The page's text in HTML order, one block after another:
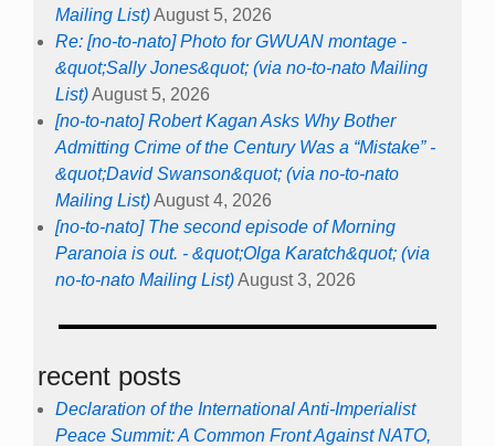
Mailing List)August 5, 2026
Re: [no-to-nato] Photo for GWUAN montage -
&quot;Sally Jones&quot; (via no-to-nato Mailing
List)August 5, 2026
[no-to-nato] Robert Kagan Asks Why Bother
Admitting Crime of the Century Was a “Mistake” -
&quot;David Swanson&quot; (via no-to-nato
Mailing List)August 4, 2026
[no-to-nato] The second episode of Morning
Paranoia is out. - &quot;Olga Karatch&quot; (via
no-to-nato Mailing List)August 3, 2026
recent posts
Declaration of the International Anti-Imperialist
Peace Summit: A Common Front Against NATO,